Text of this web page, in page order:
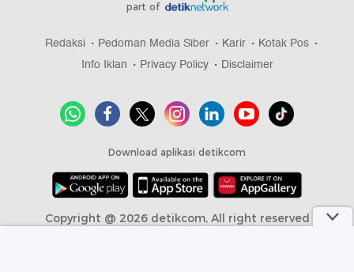
part of
Redaksi Pedoman Media Siber Karir
Kotak Pos
Info Iklan
Privacy Policy Disclaimer
Download aplikasi detikcom
Copyright @ 2026 detikcom, All right reserved